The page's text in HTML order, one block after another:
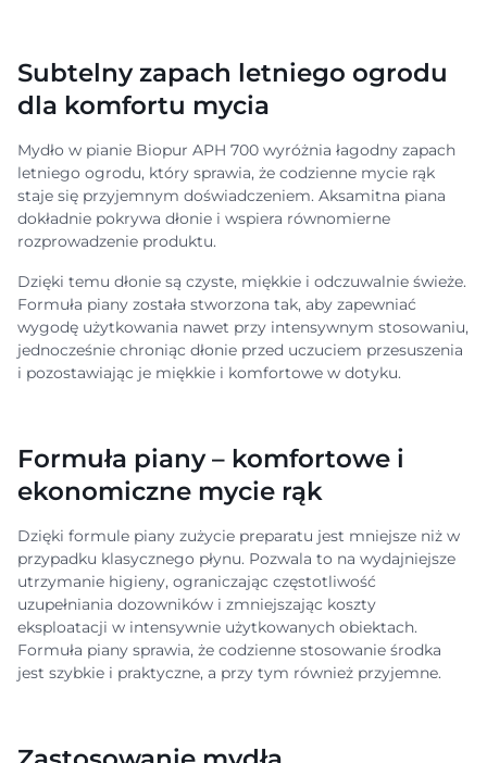
Subtelny zapach letniego ogrodu
dla komfortu mycia
Mydło w pianie Biopur APH 700 wyróżnia łagodny zapach
letniego ogrodu, który sprawia, że codzienne mycie rąk
staje się przyjemnym doświadczeniem. Aksamitna piana
dokładnie pokrywa dłonie i wspiera równomierne
rozprowadzenie produktu.
Dzięki temu dłonie są czyste, miękkie i odczuwalnie świeże.
Formuła piany została stworzona tak, aby zapewniać
wygodę użytkowania nawet przy intensywnym stosowaniu,
jednocześnie chroniąc dłonie przed uczuciem przesuszenia
i pozostawiając je miękkie i komfortowe w dotyku.
Formuła piany – komfortowe i
ekonomiczne mycie rąk
Dzięki formule piany zużycie preparatu jest mniejsze niż w
przypadku klasycznego płynu. Pozwala to na wydajniejsze
utrzymanie higieny, ograniczając częstotliwość
uzupełniania dozowników i zmniejszając koszty
eksploatacji w intensywnie użytkowanych obiektach.
Formuła piany sprawia, że codzienne stosowanie środka
jest szybkie i praktyczne, a przy tym również przyjemne.